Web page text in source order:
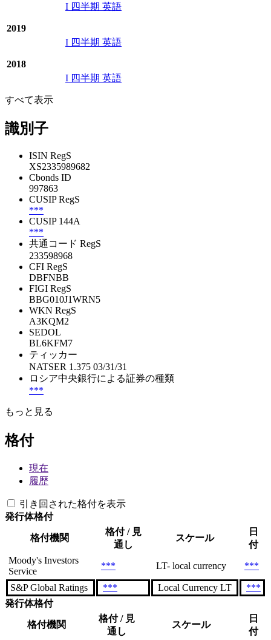
I 四半期 英語
2019
I 四半期 英語
2018
I 四半期 英語
すべて表示
識別子
ISIN RegS
XS2335989682
Cbonds ID
997863
CUSIP RegS
***
CUSIP 144A
***
共通コード RegS
233598968
CFI RegS
DBFNBB
FIGI RegS
BBG010J1WRN5
WKN RegS
A3KQM2
SEDOL
BL6KFM7
ティッカー
NATSER 1.375 03/31/31
ロシア中央銀行による証券の種類
***
もっと見る
格付
現在
履歴
引き回された格付を表示
発行体格付
格付機関
格付 / 見
通し
スケール
日
付
Moody's Investors
Service
*** LT- local currency ***
S&P Global Ratings *** Local Currency LT
***
発行体格付
格付機関
格付 / 見
通し
スケール
日
付